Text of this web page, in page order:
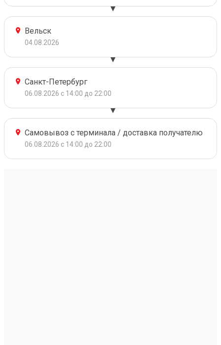
Вельск
04.08.2026
Санкт-Петербург
06.08.2026 с 14:00 до 22:00
Самовывоз с терминала / доставка получателю
06.08.2026 с 14:00 до 22:00